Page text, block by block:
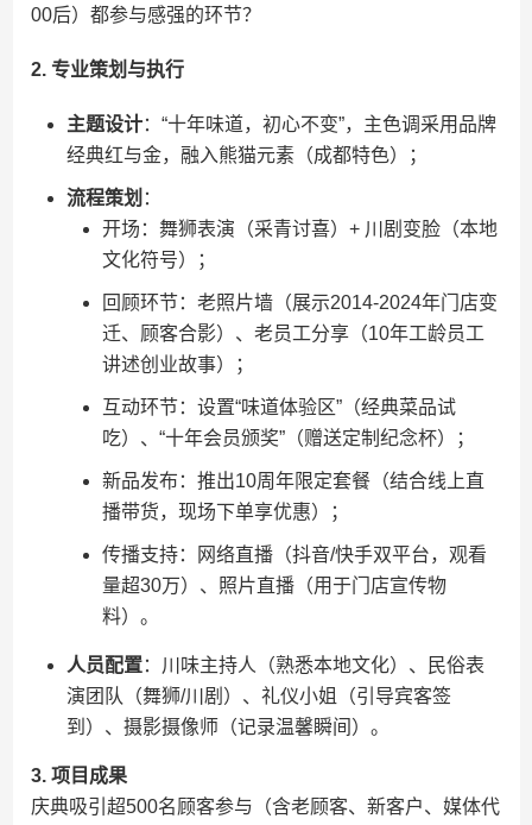
00后）都参与感强的环节？
​2. 专业策划与执行​
​主题设计​​：“十年味道，初心不变”，主色调采用品牌
经典红与金，融入熊猫元素（成都特色）；
​流程策划​ ​：
开场：舞狮表演（采青讨喜）+ 川剧变脸（本地
文化符号）；
回顾环节：老照片墙（展示2014-2024年门店变
迁、顾客合影）、老员工分享（10年工龄员工
讲述创业故事）；
互动环节：设置“味道体验区”（经典菜品试
吃）、“十年会员颁奖”（赠送定制纪念杯）；
新品发布：推出10周年限定套餐（结合线上直
播带货，现场下单享优惠）；
传播支持：网络直播（抖音/快手双平台，观看
量超30万）、照片直播（用于门店宣传物
料）。
​人员配置​​：川味主持人（熟悉本地文化）、民俗表
演团队（舞狮/川剧）、礼仪小姐（引导宾客签
到）、摄影摄像师（记录温馨瞬间）。
​3. 项目成果​
庆典吸引超500名顾客参与（含老顾客、新客户、媒体代